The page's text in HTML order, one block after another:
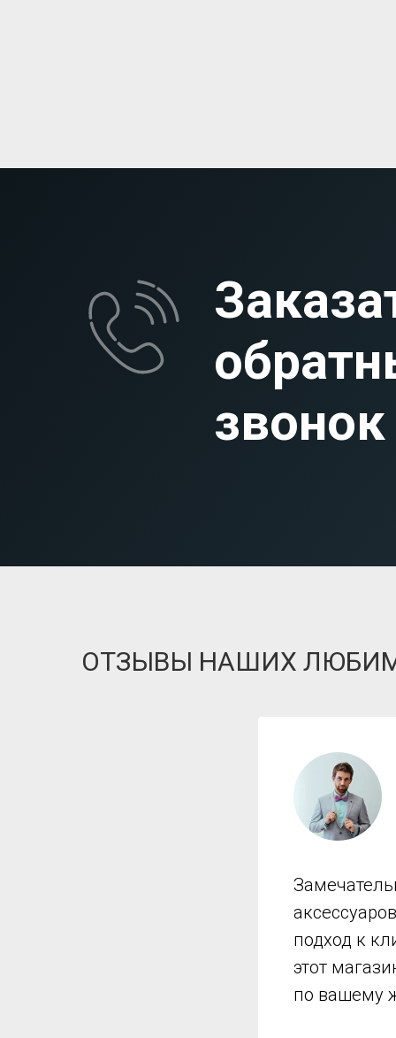
звонок
ОТЗЫВЫ НАШИХ
подход к
этот
по вашему